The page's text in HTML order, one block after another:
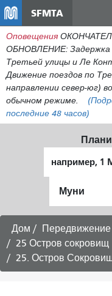
SFMTA
Оповещения
ОБНОВЛЕНИЕ: Задержка
Третьей улицы и Ле
Движение поездов по
направлении север-юг)
обычном режиме.
последние 48 часов)
Дом Передвижение
25 Остров сокровищ
25. Остров Сокровищ: